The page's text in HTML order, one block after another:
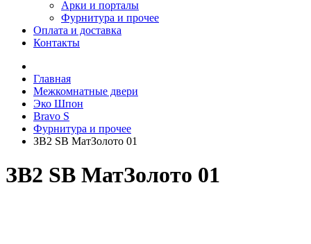
Арки и порталы
Фурнитура и прочее
Оплата и доставка
Контакты
Главная
Межкомнатные двери
Эко Шпон
Bravo S
Фурнитура и прочее
ЗВ2 SB МатЗолото 01
ЗВ2 SB МатЗолото 01